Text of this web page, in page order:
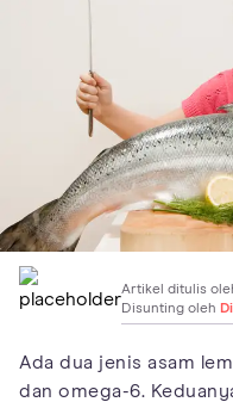
Artikel ditulis
Disunting oleh
Ada dua jenis asam
dan omega-6.